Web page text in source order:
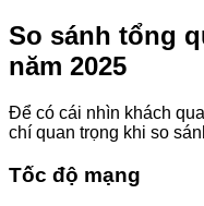
So sánh tổng
năm 2025
Để có cái nhìn khách
chí quan trọng khi so
Tốc độ mạng